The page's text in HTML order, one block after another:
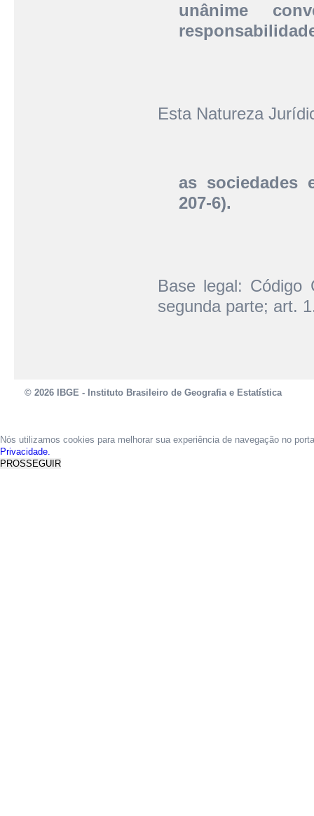
unânime
Esta Natureza
as sociedades
207-6).
Base legal:
segunda parte; art.
© 2026 IBGE - Instituto Brasileiro de Geografia e Estatística
Nós utilizamos cookies para melhorar sua experiência de navegação no
Privacidade.
PROSSEGUIR